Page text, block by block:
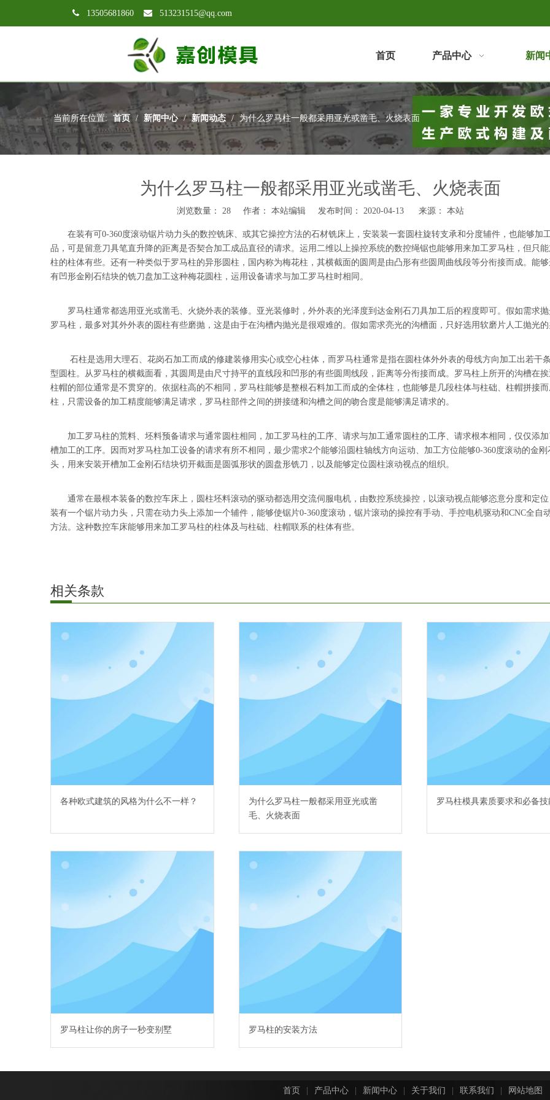
 13505681860  513231515@qq.com
首页 产品中心 新闻
当前所在位置: 首页 / 新闻中心 / 新闻动态 / 为什么罗马柱一般都采用亚光或凿毛、火烧表面
为什么罗马柱一般都采用亚光或凿毛、火烧表面
浏览数量： 28 作者： 本站编辑 发布时间： 2020-04-13 来源： 本站
["wechat","weibo","qzone","douban","email"]
在装有可0-360度滚动锯片动力头的数控铣床、或其它操控方法的石材铣床上，安装装一套圆柱旋转支承和分度辅件，也能够加
品，可是留意刀具笔直升降的距离是否契合加工成品直径的请求。运用二维以上操控系统的数控绳锯也能够用来加工罗马柱，但只
柱的柱体有些。还有一种类似于罗马柱的异形圆柱，国内称为梅花柱，其横截面的圆周是由凸形有些圆周曲线段等分衔接而成。能
有凹形金刚石结块的铣刀盘加工这种梅花圆柱，运用设备请求与加工罗马柱时相同。
罗马柱通常都选用亚光或凿毛、火烧外表的装修。亚光装修时，外外表的光泽度到达金刚石刀具加工后的程度即可。假如需求
罗马柱，最多对其外外表的圆柱有些磨抛，这是由于在沟槽内抛光是很艰难的。假如需求亮光的沟槽面，只好选用软磨片人工抛光
石柱是选用大理石、花岗石加工而成的修建装修用实心或空心柱体，而罗马柱通常是指在圆柱体外外表的母线方向加工出若干
型圆柱。从罗马柱的横截面看，其圆周是由尺寸持平的直线段和凹形的有些圆周线段，距离等分衔接而成。罗马柱上所开的沟槽在
柱帽的部位通常是不贯穿的。依据柱高的不相同，罗马柱能够是整根石料加工而成的全体柱，也能够是几段柱体与柱础、柱帽拼接
柱，只需设备的加工精度能够满足请求，罗马柱部件之间的拼接缝和沟槽之间的吻合度是能够满足请求的。
加工罗马柱的荒料、坯料预备请求与通常圆柱相同，加工罗马柱的工序、请求与加工通常圆柱的工序、请求根本相同，仅仅添
槽加工的工序。因而对罗马柱加工设备的请求有所不相同，最少需求2个能够沿圆柱轴线方向运动、加工方位能够0-360度滚动的金
头，用来安装开槽加工金刚石结块切开截面是圆弧形状的圆盘形铣刀，以及能够定位圆柱滚动视点的组织。
通常在最根本装备的数控车床上，圆柱坯料滚动的驱动都选用交流伺服电机，由数控系统操控，以滚动视点能够恣意分度和定
装有一个锯片动力头，只需在动力头上添加一个辅件，能够使锯片0-360度滚动，锯片滚动的操控有手动、手控电机驱动和CNC全自
方法。这种数控车床能够用来加工罗马柱的柱体及与柱础、柱帽联系的柱体有些。
相关条款
各种欧式建筑的风格为什么不一样？
为什么罗马柱一般都采用亚光或凿
毛、火烧表面
罗马柱模具素质要求和必备技
罗马柱让你的房子一秒变别墅 罗马柱的安装方法
首页 产品中心 新闻中心 关于我们 联系我们 网站地图